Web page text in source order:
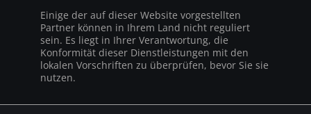
Einige der auf dieser Website vorgestellten
Partner können in Ihrem Land nicht reguliert
sein. Es liegt in Ihrer Verantwortung, die
Konformität dieser Dienstleistungen mit den
lokalen Vorschriften zu überprüfen, bevor Sie sie
nutzen.